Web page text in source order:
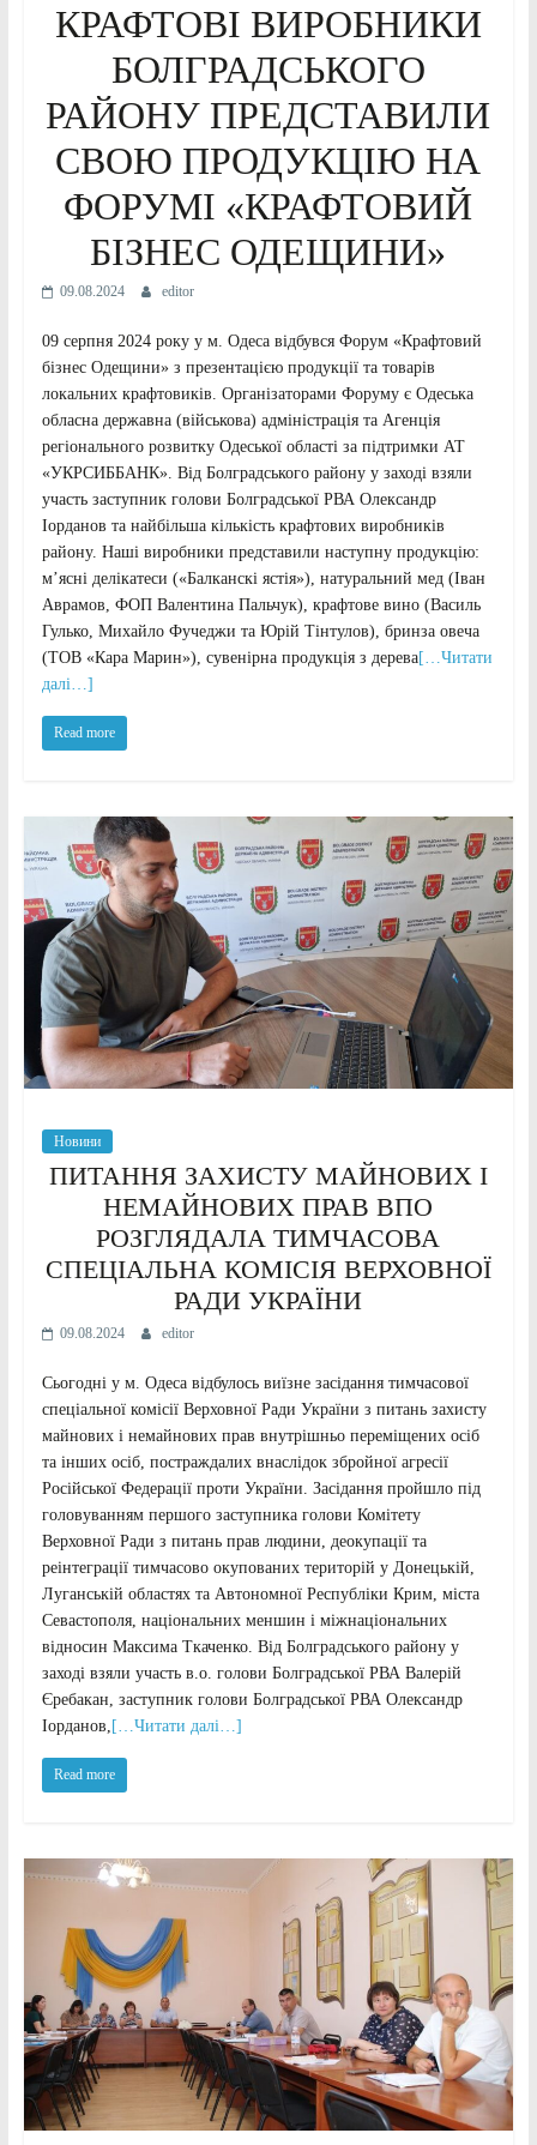
КРАФТОВІ ВИРОБНИКИ
БОЛГРАДСЬКОГО
РАЙОНУ ПРЕДСТАВИЛИ
СВОЮ ПРОДУКЦІЮ НА
ФОРУМІ «КРАФТОВИЙ
БІЗНЕС ОДЕЩИНИ»
09.08.2024 editor
09 серпня 2024 року у м. Одеса відбувся Форум «Крафтовий
бізнес Одещини» з презентацією продукції та товарів
локальних крафтовиків. Організаторами Форуму є Одеська
обласна державна (військова) адміністрація та Агенція
регіонального розвитку Одеської області за підтримки АТ
«УКРСИББАНК». Від Болградського району у заході взяли
участь заступник голови Болградської РВА Олександр
Іорданов та найбільша кількість крафтових виробників
району. Наші виробники представили наступну продукцію:
м’ясні делікатеси («Балканскі ястія»), натуральний мед (Іван
Аврамов, ФОП Валентина Пальчук), крафтове вино (Василь
Гулько, Михайло Фучеджи та Юрій Тінтулов), бринза овеча
(ТОВ «Кара Марин»), сувенірна продукція з дерева[…Читати
далі…]
Read more
Новини
ПИТАННЯ ЗАХИСТУ МАЙНОВИХ І
НЕМАЙНОВИХ ПРАВ ВПО
РОЗГЛЯДАЛА ТИМЧАСОВА
СПЕЦІАЛЬНА КОМІСІЯ ВЕРХОВНОЇ
РАДИ УКРАЇНИ
09.08.2024 editor
Сьогодні у м. Одеса відбулось виїзне засідання тимчасової
спеціальної комісії Верховної Ради України з питань захисту
майнових і немайнових прав внутрішньо переміщених осіб
та інших осіб, постраждалих внаслідок збройної агресії
Російської Федерації проти України. Засідання пройшло під
головуванням першого заступника голови Комітету
Верховної Ради з питань прав людини, деокупації та
реінтеграції тимчасово окупованих територій у Донецькій,
Луганській областях та Автономної Республіки Крим, міста
Севастополя, національних меншин і міжнаціональних
відносин Максима Ткаченко. Від Болградського району у
заході взяли участь в.о. голови Болградської РВА Валерій
Єребакан, заступник голови Болградської РВА Олександр
Іорданов, […Читати далі…]
Read more